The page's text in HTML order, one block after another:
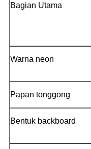
Bagian Utama
Warna neon
Papan tonggong
Bentuk backboard